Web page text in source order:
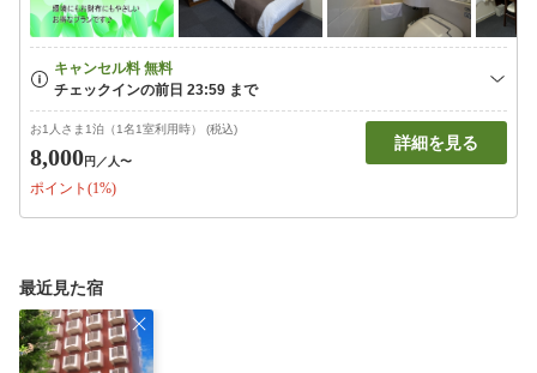
お1人さま1泊（1名1室利用時） (税込)
8,000円 ／人〜
ポイント(1%)
詳細を見る
最近見た宿